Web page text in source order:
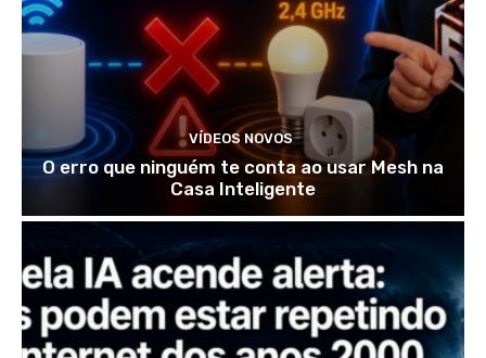
VÍDEOS NOVOS
O erro que ninguém te conta ao usar Mesh na
Casa Inteligente